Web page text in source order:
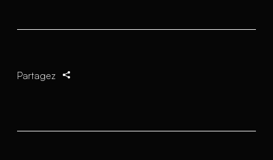
Partagez